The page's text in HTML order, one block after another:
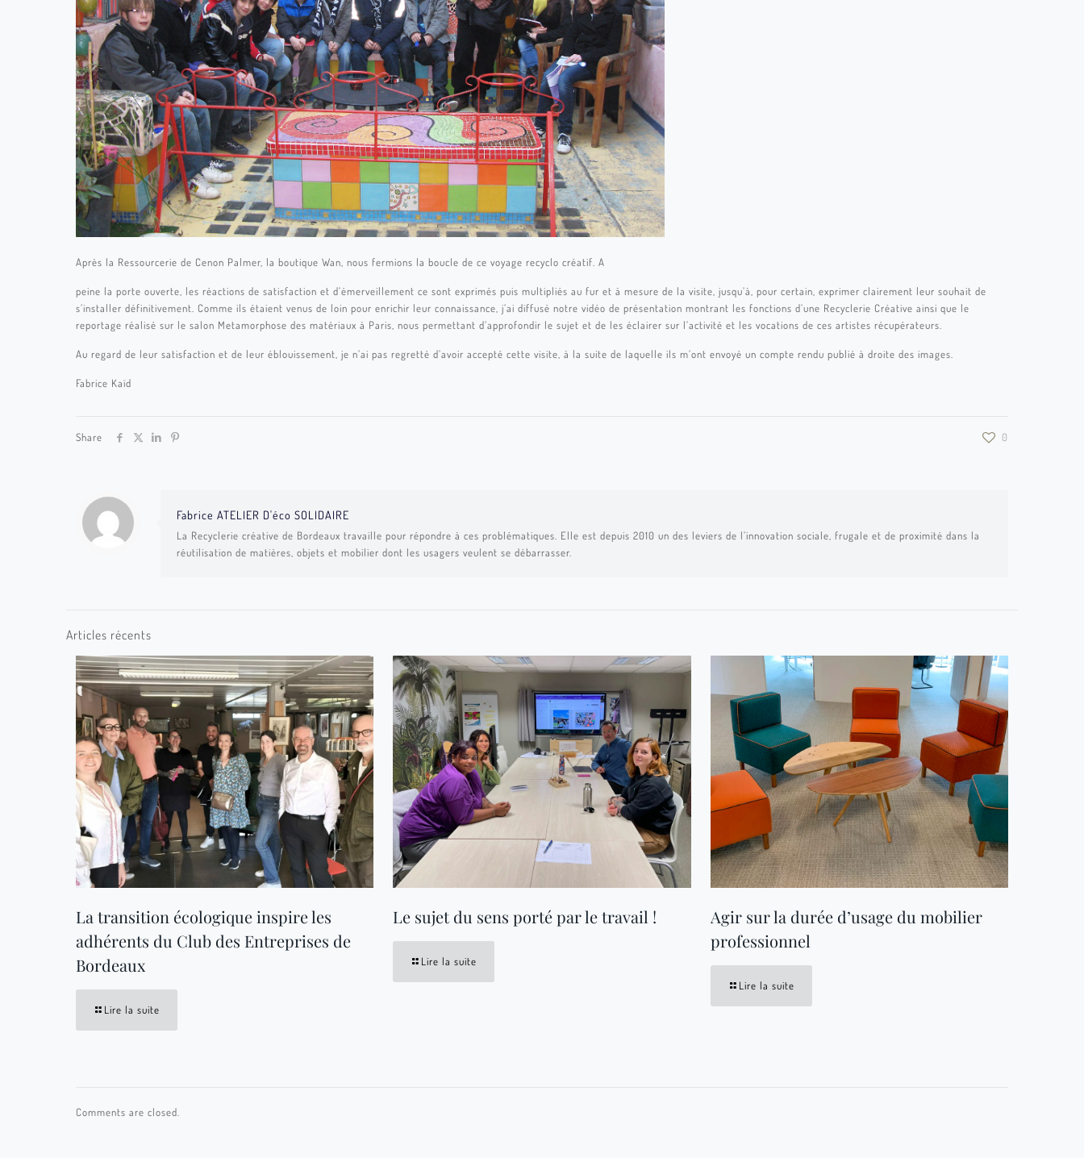
Après la Ressourcerie de Cenon Palmer, la boutique Wan, nous fermions la boucle de ce voyage recyclo créatif. A
peine la porte ouverte, les réactions de satisfaction et d’émerveillement ce sont exprimés puis multipliés au fur et à mesure de la visite, jusqu’à, pour certain, exprimer clairement leur souhait de
s’installer définitivement. Comme ils étaient venus de loin pour enrichir leur connaissance, j’ai diffusé notre vidéo de présentation montrant les fonctions d’une Recyclerie Créative ainsi que le
reportage réalisé sur le salon Metamorphose des matériaux à Paris, nous permettant d’approfondir le sujet et de les éclairer sur l’activité et les vocations de ces artistes récupérateurs.
Au regard de leur satisfaction et de leur éblouissement, je n’ai pas regretté d’avoir accepté cette visite, à la suite de laquelle ils m’ont envoyé un compte rendu publié à droite des images.
Fabrice Kaïd
Share 0
Fabrice ATELIER D'éco SOLIDAIRE
La Recyclerie créative de Bordeaux travaille pour répondre à ces problématiques. Elle est depuis 2010 un des leviers de l’innovation sociale, frugale et de proximité dans la
réutilisation de matières, objets et mobilier dont les usagers veulent se débarrasser.
Articles récents
La transition écologique inspire les
adhérents du Club des Entreprises de
Bordeaux
Lire la suite
Le sujet du sens porté par le travail !
Lire la suite
Agir sur la durée d’usage du mobilier
professionnel
Lire la suite
Comments are closed.